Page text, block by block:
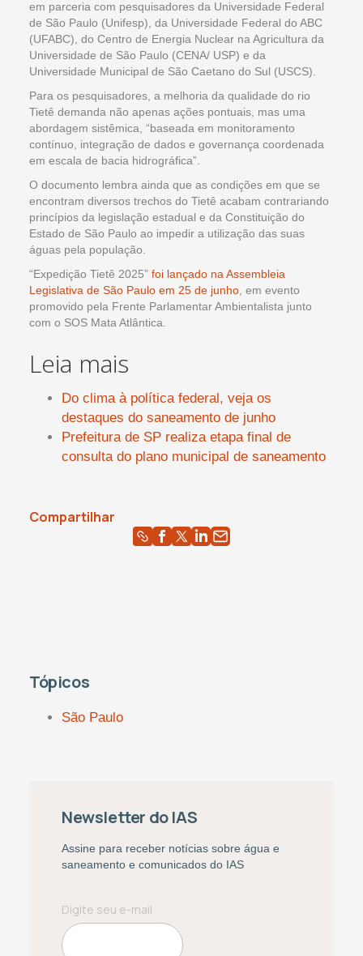
em parceria com pesquisadores da Universidade Federal
de São Paulo (Unifesp), da Universidade Federal do ABC
(UFABC), do Centro de Energia Nuclear na Agricultura da
Universidade de São Paulo (CENA/ USP) e da
Universidade Municipal de São Caetano do Sul (USCS).
Para os pesquisadores, a melhoria da qualidade do rio
Tietê demanda não apenas ações pontuais, mas uma
abordagem sistêmica, “baseada em monitoramento
contínuo, integração de dados e governança coordenada
em escala de bacia hidrográfica”.
O documento lembra ainda que as condições em que se
encontram diversos trechos do Tietê acabam contrariando
princípios da legislação estadual e da Constituição do
Estado de São Paulo ao impedir a utilização das suas
águas pela população.
“Expedição Tietê 2025” foi lançado na Assembleia
Legislativa de São Paulo em 25 de junho , em evento
promovido pela Frente Parlamentar Ambientalista junto
com o SOS Mata Atlântica.
Leia mais
Do clima à política federal, veja os
destaques do saneamento de junho
Prefeitura de SP realiza etapa final de
consulta do plano municipal de saneamento
Compartilhar
Tópicos
São Paulo
Newsletter do IAS
Assine para receber notícias sobre água e
saneamento e comunicados do IAS